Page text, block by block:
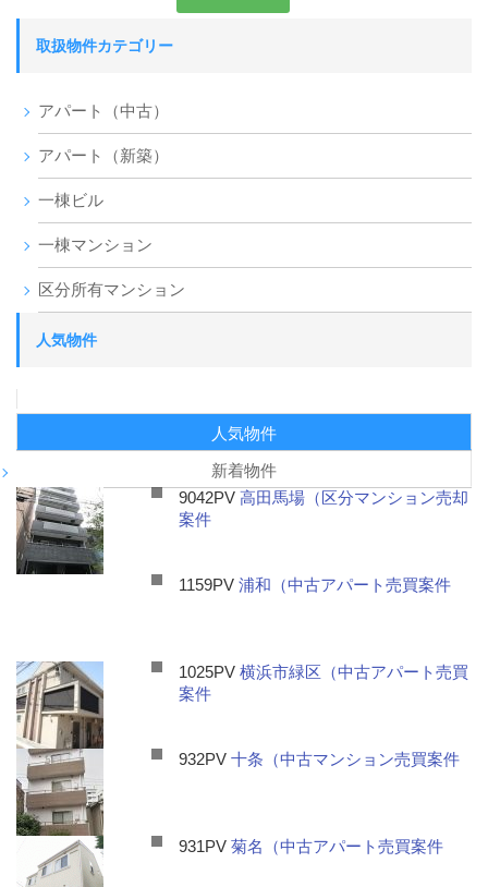
取扱物件カテゴリー
アパート（中古）
アパート（新築）
一棟ビル
一棟マンション
区分所有マンション
人気物件
人気物件
新着物件
9042PV高田馬場（区分マンション売却
案件
1159PV浦和（中古アパート売買案件
1025PV横浜市緑区（中古アパート売買
案件
932PV十条（中古マンション売買案件
931PV菊名（中古アパート売買案件